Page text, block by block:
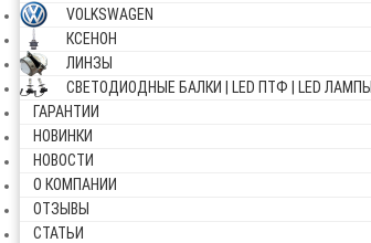
VOLKSWAGEN
КСЕНОН
ЛИНЗЫ
СВЕТОДИОДНЫЕ БАЛКИ | LED ПТФ | LED ЛАМПЫ
ГАРАНТИИ
НОВИНКИ
НОВОСТИ
О КОМПАНИИ
ОТЗЫВЫ
СТАТЬИ